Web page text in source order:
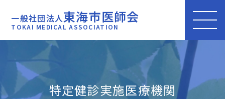
一般社団法人東海市医師会
TOKAI MEDICAL ASSOCIATION
特定健診実施医療機関